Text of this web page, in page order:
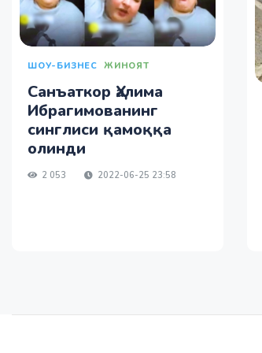
ШОУ-БИЗНЕС ЖИНОЯТ
Санъаткор Ҳалима
Ибрагимованинг
синглиси қамоққа
олинди
2 053 2022-06-25 23:58